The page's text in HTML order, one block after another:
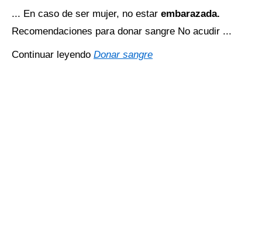
... En caso de ser mujer, no estar embarazada.
Recomendaciones para donar sangre No acudir ...
Continuar leyendo Donar sangre